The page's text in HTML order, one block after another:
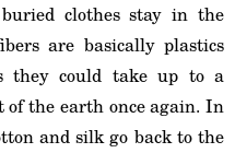
clothes stay in the
are basically plastics
they could take up to a
of the earth once again. In
and silk go back to the